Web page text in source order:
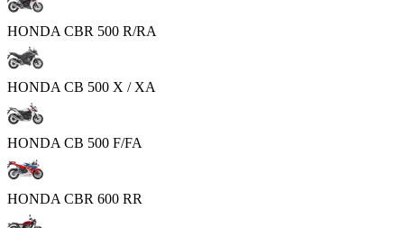
HONDA CBR 500 R/RA
HONDA CB 500 X / XA
HONDA CB 500 F/FA
HONDA CBR 600 RR